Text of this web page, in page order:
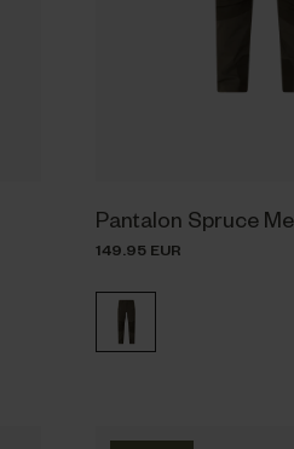
Pantalon Spruce
149.95 EUR